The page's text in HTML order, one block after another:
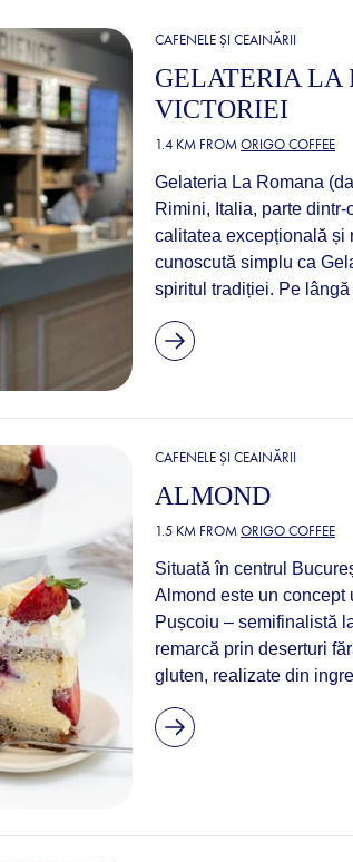
CAFENELE ȘI CEAINĂRII
GELATERIA LA
VICTORIEI
1.4 KM FROMORIGO COFFEE
Gelateria La Romana
Rimini, Italia, parte
calitatea excepțională și
cunoscută simplu ca
spiritul tradiției. Pe
CAFENELE ȘI CEAINĂRII
ALMOND
1.5 KM FROMORIGO COFFEE
Situată în centrul
Almond este un concept
Pușcoiu – semifinalistă
remarcă prin deserturi
gluten, realizate din